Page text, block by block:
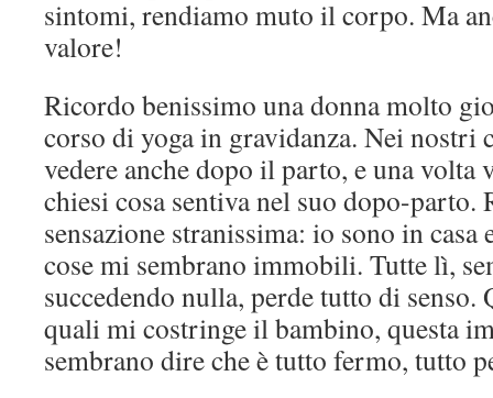
sintomi, rendiamo muto il corpo. Ma
valore!
Ricordo benissimo una donna molto
corso di yoga in gravidanza. Nei nostri
vedere anche dopo il parto, e una volta
chiesi cosa sentiva nel suo dopo-parto.
sensazione stranissima: io sono in casa
cose mi sembrano immobili. Tutte lì,
succedendo nulla, perde tutto di
quali mi costringe il bambino, questa
sembrano dire che è tutto fermo, tutto